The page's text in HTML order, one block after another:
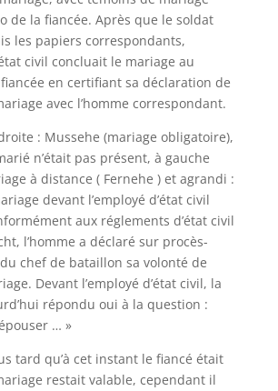
de la fiancée. Après que le soldat
les papiers correspondants,
civil concluait le mariage au
en certifiant sa déclaration de
avec l’homme correspondant.
: Mussehe (mariage obligatoire),
n’était pas présent, à gauche
à distance ( Fernehe ) et agrandi :
devant l’employé d’état civil
aux réglements d’état civil
l’homme a déclaré sur procès-
chef de bataillon sa volonté de
Devant l’employé d’état civil, la
répondu oui à la question :
… »
tard qu’à cet instant le fiancé était
restait valable, cependant il